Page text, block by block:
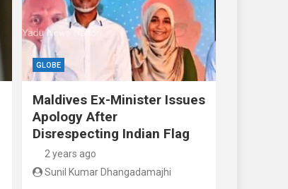
GLOBE
Maldives Ex-Minister Issues
Apology After
Disrespecting Indian Flag
2 years ago
Sunil Kumar Dhangadamajhi